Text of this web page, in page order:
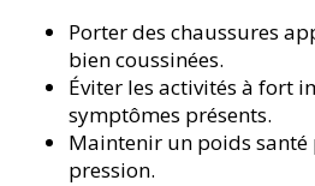
Porter des chaussures
bien coussinées.
Éviter les activités à fort
symptômes présents.
Maintenir un poids
pression.